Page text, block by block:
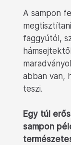
A sampon
faggyútól,
abban van,
teszi.
Egy túl
sampon